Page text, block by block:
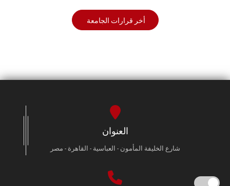
أخر قرارات الجامعة
العنوان
شارع الخليفة المأمون - العباسية - القاهرة - مصر